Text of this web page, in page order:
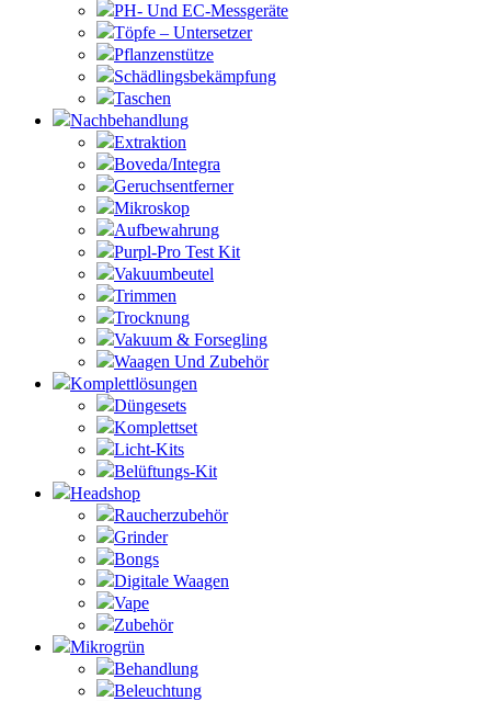
PH- Und EC-Messgeräte
Töpfe – Untersetzer
Pflanzenstütze
Schädlingsbekämpfung
Taschen
Nachbehandlung
Extraktion
Boveda/Integra
Geruchsentferner
Mikroskop
Aufbewahrung
Purpl-Pro Test Kit
Vakuumbeutel
Trimmen
Trocknung
Vakuum & Forsegling
Waagen Und Zubehör
Komplettlösungen
Düngesets
Komplettset
Licht-Kits
Belüftungs-Kit
Headshop
Raucherzubehör
Grinder
Bongs
Digitale Waagen
Vape
Zubehör
Mikrogrün
Behandlung
Beleuchtung